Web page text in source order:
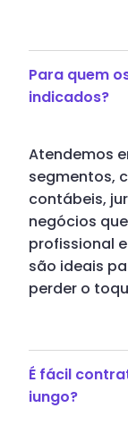
Para quem
indicados?
Atendemos
segmentos,
contábeis,
negócios
profissional
são ideais
perder o
É fácil
iungo?